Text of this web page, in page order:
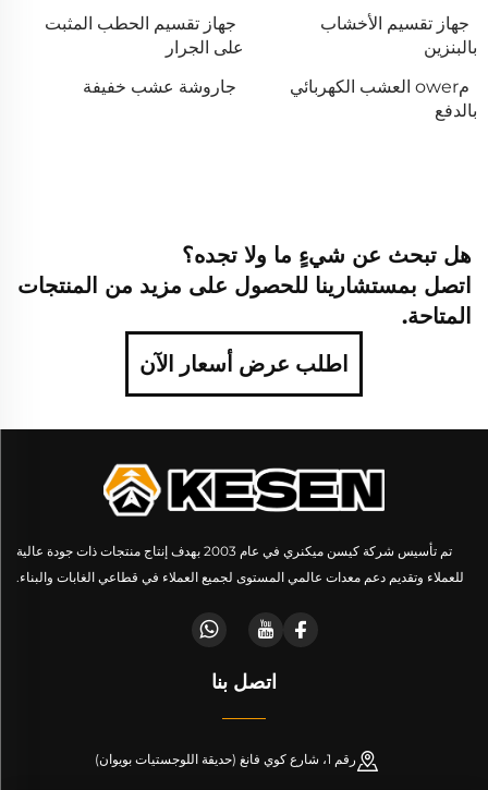
جهاز تقسيم الأخشاب
بالبنزين
جهاز تقسيم الحطب المثبت
على الجرار
مower العشب الكهربائي
بالدفع
جاروشة عشب خفيفة
هل تبحث عن شيءٍ ما ولا تجده؟
اتصل بمستشارينا للحصول على مزيد من المنتجات
المتاحة.
اطلب عرض أسعار الآن
تم تأسيس شركة كيسن ميكنري في عام 2003 بهدف إنتاج منتجات ذات جودة عالية
للعملاء وتقديم دعم معدات عالمي المستوى لجميع العملاء في قطاعي الغابات والبناء.
اتصل بنا
رقم 1، شارع كوي فانغ (حديقة اللوجستيات بويوان)